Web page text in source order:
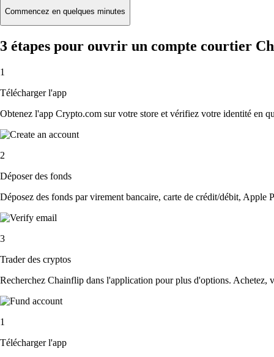
Commencez en quelques minutes
3 étapes pour ouvrir un compte courtier
1
Télécharger l'app
Obtenez l'app Crypto.com sur votre store et vérifiez votre identité en
2
Déposer des fonds
Déposez des fonds par virement bancaire, carte de crédit/débit,
3
Trader des cryptos
Recherchez Chainflip dans l'application pour plus d'options. Achetez,
1
Télécharger l'app